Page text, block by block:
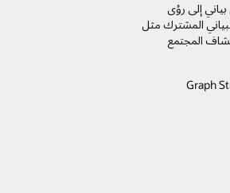
إلى رؤى
المشترك مثل
المجتمع